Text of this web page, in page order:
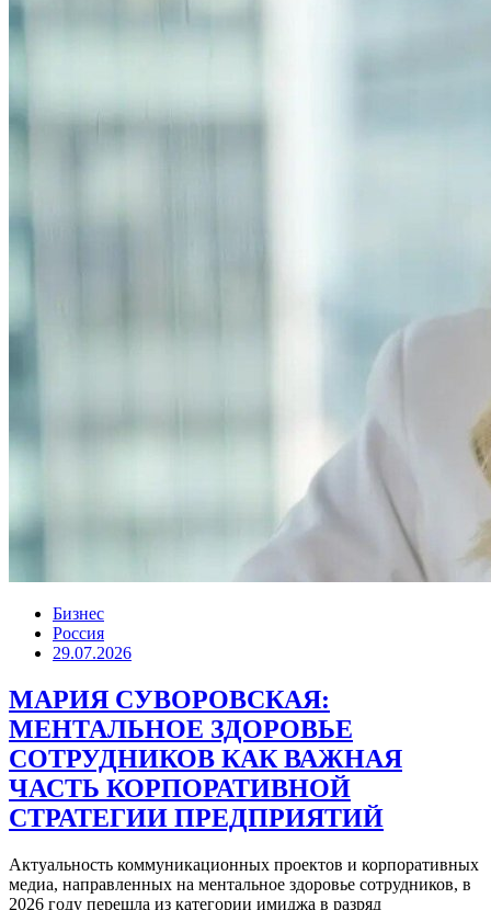
Бизнес
Россия
29.07.2026
МАРИЯ СУВОРОВСКАЯ:
МЕНТАЛЬНОЕ ЗДОРОВЬЕ
СОТРУДНИКОВ КАК ВАЖНАЯ
ЧАСТЬ КОРПОРАТИВНОЙ
СТРАТЕГИИ ПРЕДПРИЯТИЙ
Актуальность коммуникационных проектов и корпоративных
медиа, направленных на ментальное здоровье сотрудников, в
2026 году перешла из категории имиджа в разряд